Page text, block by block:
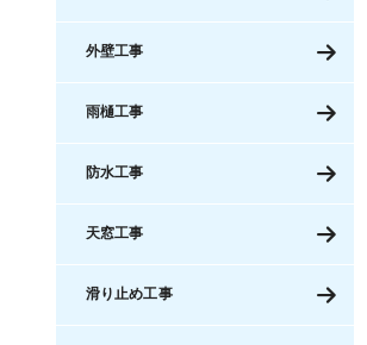
外壁工事
雨樋工事
防水工事
天窓工事
滑り止め工事